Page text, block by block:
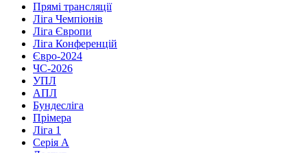
Прямі трансляції
Ліга Чемпіонів
Ліга Європи
Ліга Конференцій
Євро-2024
ЧС-2026
УПЛ
АПЛ
Бундесліга
Прімера
Ліга 1
Серія А